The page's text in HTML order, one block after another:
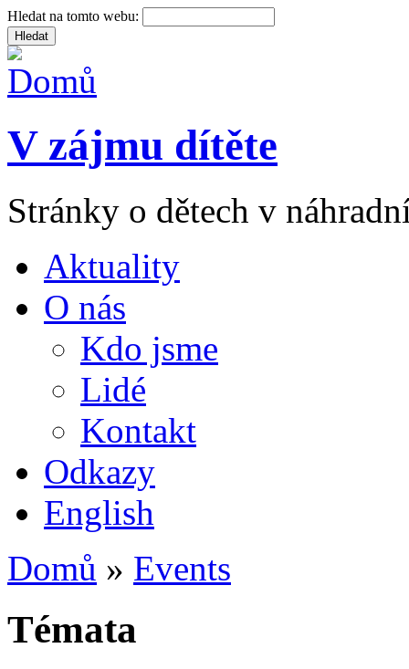
Hledat na tomto webu:
V zájmu dítěte
Stránky o dětech v
Aktuality
O nás
Kdo jsme
Lidé
Kontakt
Odkazy
English
Domů » Events
Témata